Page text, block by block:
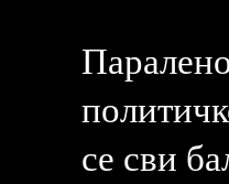
се сви